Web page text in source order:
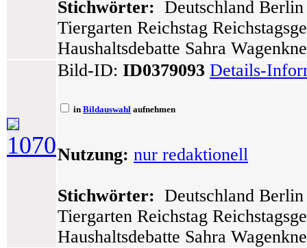
Stichwörter: Deutschland
Tiergarten Reichstag
Haushaltsdebatte Sahra
1070
Bild-ID: ID0379093 Details-
in Bildauswahl aufnehmen
Nutzung: nur redaktionell
Stichwörter: Deutschland
Tiergarten Reichstag
Haushaltsdebatte Sahra